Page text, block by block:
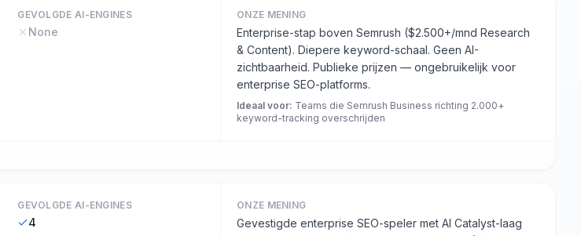
GEVOLGDE AI-ENGINES
None
ONZE MENING
Enterprise-stap boven Semrush ($2.500+/mnd Research
& Content). Diepere keyword-schaal. Geen AI-
zichtbaarheid. Publieke prijzen — ongebruikelijk voor
enterprise SEO-platforms.
Ideaal voor: Teams die Semrush Business richting 2.000+
keyword-tracking overschrijden
GEVOLGDE AI-ENGINES
4
ONZE MENING
Gevestigde enterprise SEO-speler met AI Catalyst-laag